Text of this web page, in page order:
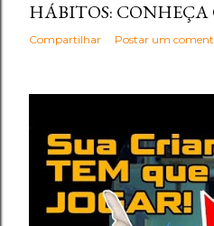
HÁBITOS: CONHEÇA
Compartilhar Postar um